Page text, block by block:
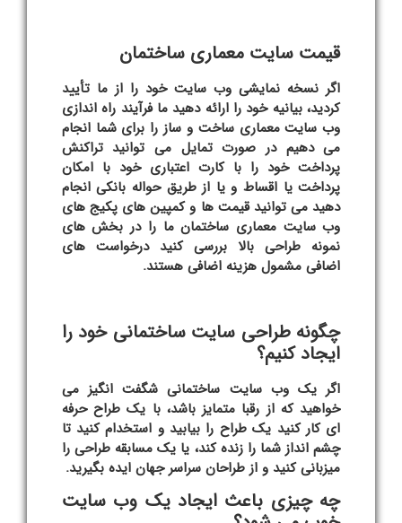
قیمت سایت معماری ساختمان
اگر نسخه نمایشی وب سایت خود را از ما تأیید
کردید، بیانیه خود را ارائه دهید ما فرآیند راه اندازی
وب سایت معماری ساخت و ساز را برای شما انجام
می دهیم در صورت تمایل می توانید تراکنش
پرداخت خود را با کارت اعتباری خود با امکان
پرداخت یا اقساط و یا از طریق حواله بانکی انجام
دهید می توانید قیمت ها و کمپین های پکیج های
وب سایت معماری ساختمان ما را در بخش های
نمونه طراحی بالا بررسی کنید درخواست های
اضافی مشمول هزینه اضافی هستند.
چگونه طراحی سایت ساختمانی خود را
ایجاد کنیم؟
اگر یکوب سایت ساختمانیشگفت انگیز می
خواهید که از رقبا متمایز باشد، با یک طراح حرفه
ای کار کنید یک طراح را بیابید و استخدام کنید تا
چشم انداز شما را زنده کند، یا یک مسابقه طراحی را
میزبانی کنید و از طراحان سراسر جهان ایده بگیرید.
چه چیزی باعث ایجاد یک وب سایت